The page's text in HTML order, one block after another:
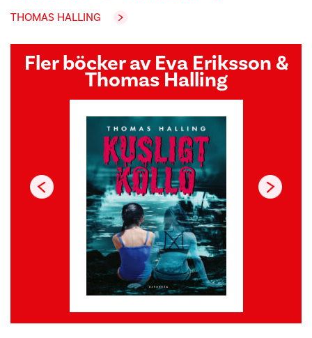
THOMAS HALLING
Fler böcker av Eva Eriksson &
Thomas Halling